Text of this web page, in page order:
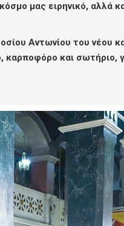
μας ειρηνικό, αλλά
Αντωνίου του νέου
καρποφόρο και